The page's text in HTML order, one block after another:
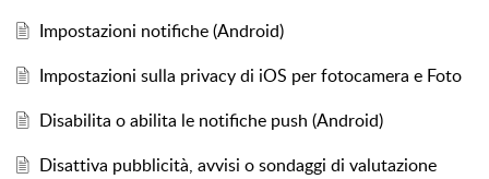
Impostazioni notifiche (Android)
Impostazioni sulla privacy di iOS per fotocamera e Foto
Disabilita o abilita le notifiche push (Android)
Disattiva pubblicità, avvisi o sondaggi di valutazione